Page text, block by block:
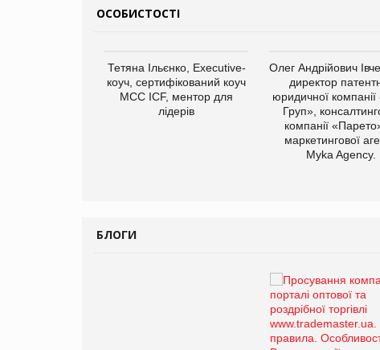
ОСОБИСТОСТІ
Тетяна Ільєнко, Executive-
коуч, сертифікований коуч
МСС ICF, ментор для
лідерів
Олег Андрійович
директор
юридичної компанії
Груп»,
компанії
маркетингової
Myka Agency.
БЛОГИ